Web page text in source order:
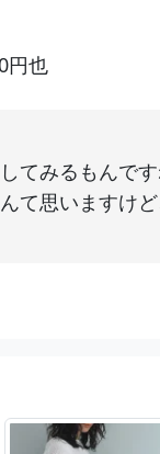
円也
てみるもんで
て思いますけ